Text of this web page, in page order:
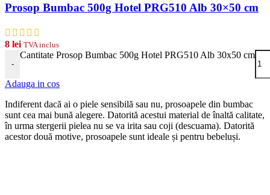
Prosop Bumbac 500g Hotel PRG510 Alb 30×50 cm
8 lei TVA inclus
-
Cantitate Prosop Bumbac 500g Hotel PRG510 Alb 30x50 cm
Adauga in cos
Indiferent dacă ai o piele sensibilă sau nu, prosoapele din bumbac
sunt cea mai bună alegere. Datorită acestui material de înaltă calitate,
în urma stergerii pielea nu se va irita sau coji (descuama). Datorită
acestor două motive, prosoapele sunt ideale și pentru bebeluși.